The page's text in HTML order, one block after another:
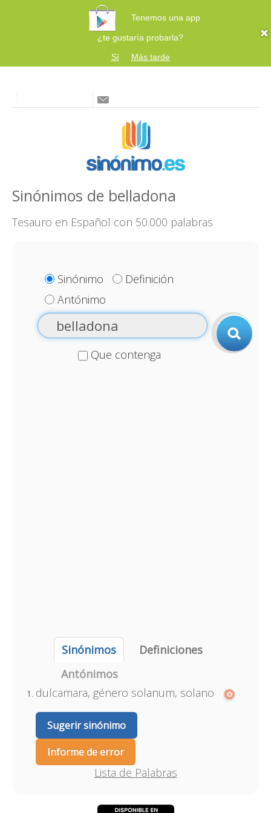
Tenemos una app
¿te gustaría probarla?
Sí
Más tarde
Sinónimos de belladona
Tesauro en Español con 50.000 palabras
Sinónimo
Definición
Antónimo
Que contenga
Sinónimos
Definiciones
Antónimos
dulcamara, género solanum, solano
Sugerir sinónimo
Informe de error
Lista de Palabras